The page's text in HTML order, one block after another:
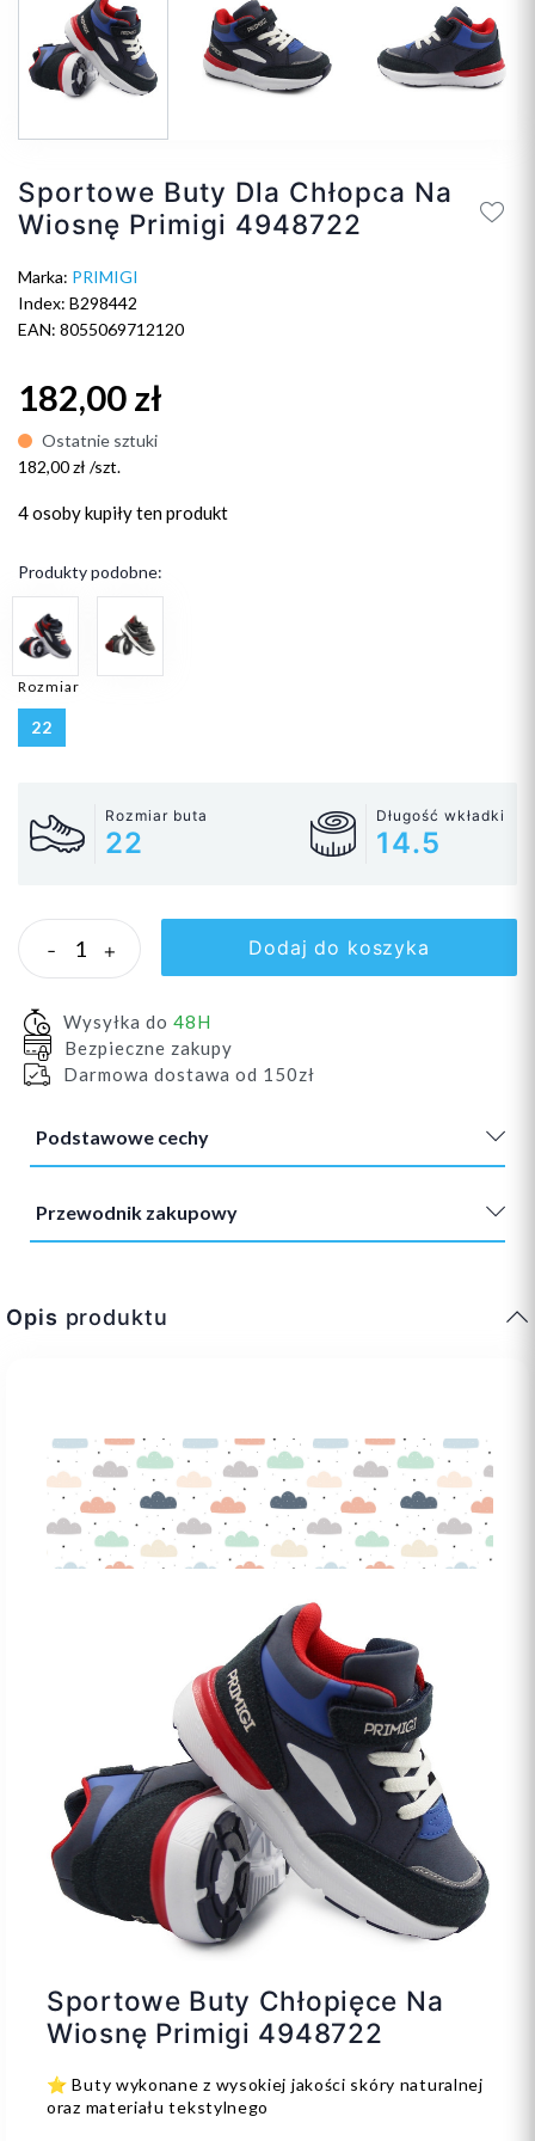
Sportowe Buty Dla Chłopca Na
Wiosnę Primigi 4948722
Marka: PRIMIGI
Index: B298442
EAN: 8055069712120
182,00 zł
Ostatnie sztuki
182,00 zł /szt.
4 osobykupiły ten produkt
Produkty podobne:
Rozmiar
22
Rozmiar buta
22
Długość wkładki
14.5
- + Dodaj do koszyka
Wysyłka do 48H
Bezpieczne zakupy
Darmowa dostawa od 150zł
Podstawowe cechy
Przewodnik zakupowy
Opis produktu
Sportowe Buty Chłopięce Na
Wiosnę Primigi 4948722
⭐️ Buty wykonane z wysokiej jakości skóry naturalnej
oraz materiału tekstylnego